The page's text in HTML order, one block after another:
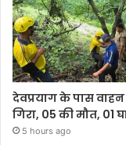
देवप्रयाग के पास
गिरा, 05 की मौत, 01
5 hours ago